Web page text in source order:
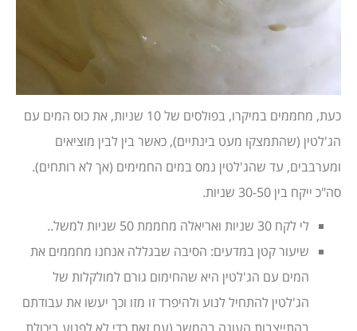
כעת, מחממים במיקרו, בפולסים של 10 שניות, את כוס המים עם
הג'לטין (שהתמצקו מעט בינתיים), כאשר בין לבין מוציאים
ומערבבים, עד שהג'לטין נמס במים החמימים (אך לא רותחים).
סה"כ ייקח בין 30-50 שניות.
לי לקח 30 שניות ואריאלה מחממת 50 שניות למשל..
שיעור קטן במדעים: הסיבה שבגללה אנחנו מחממים את
המים עם הג'לטין היא שהחימום גורם למולקלות של
הג'לטין להתחיל לנוע ולהיפרד זו מזו וכך יעשו את עבודתם